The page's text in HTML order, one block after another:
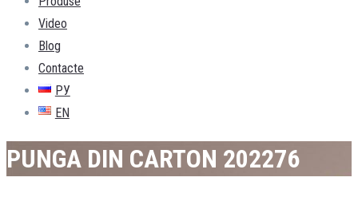
Video
Blog
Contacte
РУ
EN
PUNGA DIN CARTON 202276